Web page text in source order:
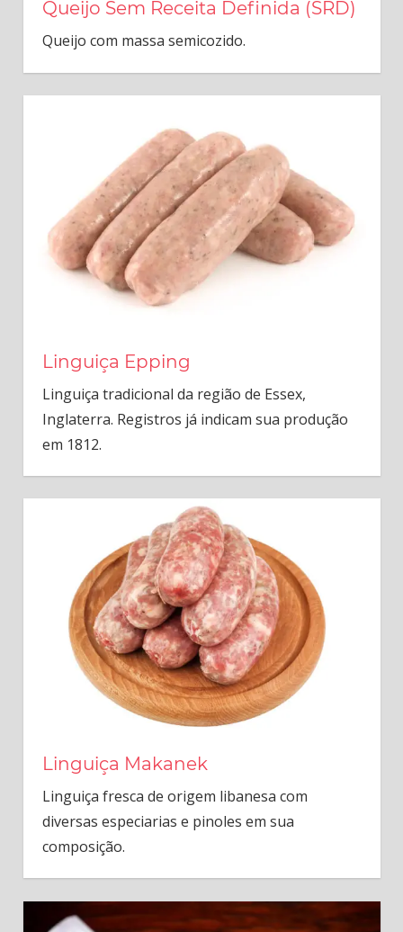
Queijo Sem Receita Definida (SRD)
Queijo com massa semicozido.
Linguiça Epping
Linguiça tradicional da região de Essex,
Inglaterra. Registros já indicam sua produção
em 1812.
Linguiça Makanek
Linguiça fresca de origem libanesa com
diversas especiarias e pinoles em sua
composição.